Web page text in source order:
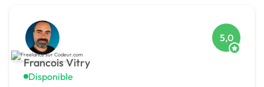
Francois Vitry
Disponible
5,0